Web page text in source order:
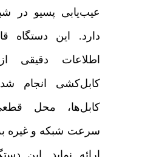
عیب‌یابی پسیو در
دارد. این دستگاه
اطلاعات دقیقی
کابل‌کشی انجام
کابل‌ها، محل
سرعت شبکه و غیره
ارائه نماید. این